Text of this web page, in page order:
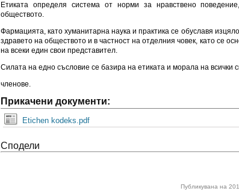
Етиката определя система от норми за нравствено
обществото.
Фармацията, като хуманитарна наука и практика се обуславя
здравето на обществото и в частност на отделния човек, като се
на всеки един свои представител.
Силата на едно съсловие се базира на етиката и морала на всички
членове.
Прикачени документи:
Etichen kodeks.pdf
Сподели
Публикувана на